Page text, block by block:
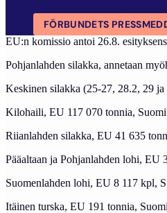
FÖRBUNDETS
EU:n komissio antoi 26.8.
Pohjanlahden silakka, annetaan
Keskinen silakka (25-27, 28.2, 29
Kilohaili, EU 117 070 tonnia,
Riianlahden silakka, EU 41 635
Pääaltaan ja Pohjanlahden lohi, EU
Suomenlahden lohi, EU 8 117 kpl,
Itäinen turska, EU 191 tonnia,